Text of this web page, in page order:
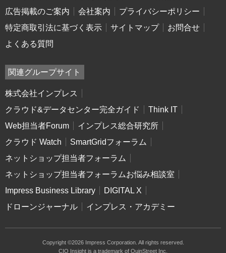
広告掲載のご案内
会社案内
プライバシーポリシー
特定商取引法に基づく表示
サイトマップ
お問合せ
よくある質問
関連グループサイト
株式会社インプレス
クラウド&データセンター完全ガイド
Think IT
Web担当者Forum
インプレス総合研究所
クラウド Watch
SmartGridフォーラム
ネットショップ担当者フォーラム
ネットショップ担当者フォーラムお悩み相談室
Impress Business Library
DIGITAL X
ドローンジャーナル
インプレス・アカデミー
Copyright ©2026 Impress Corporation. All rights reserved.
CIO Insight is a trademark of QuinStreet Inc.